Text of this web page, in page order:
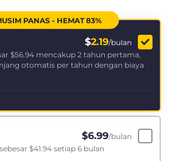
PANAS - HEMAT 83%
$2.19/bulan
$56.94 mencakup 2 tahun pertama,
otomatis per tahun dengan biaya
$6.99/bulan
$41.94 setiap 6 bulan